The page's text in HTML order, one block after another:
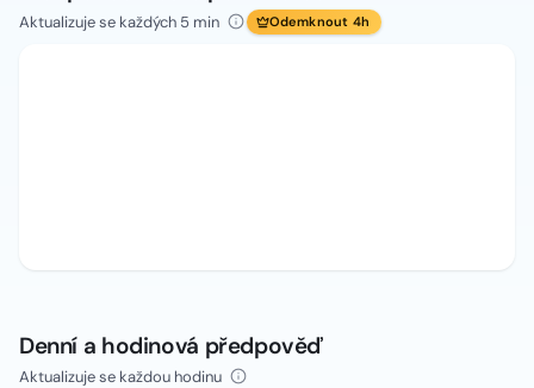
Aktualizuje se každých 5 min Odemknout 4h
Denní a hodinová předpověď
Aktualizuje se každou hodinu